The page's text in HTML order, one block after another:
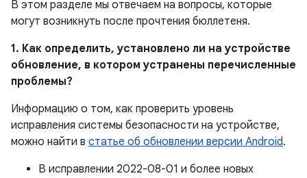
В этом разделе мы отвечаем на вопросы, которые
могут возникнуть после прочтения бюллетеня.
1. Как определить, установлено ли на устройстве
обновление, в котором устранены перечисленные
проблемы?
Информацию о том, как проверить уровень
исправления системы безопасности на устройстве,
можно найти в статье об обновлении версии Android.
В исправлении 2022-08-01 и более новых